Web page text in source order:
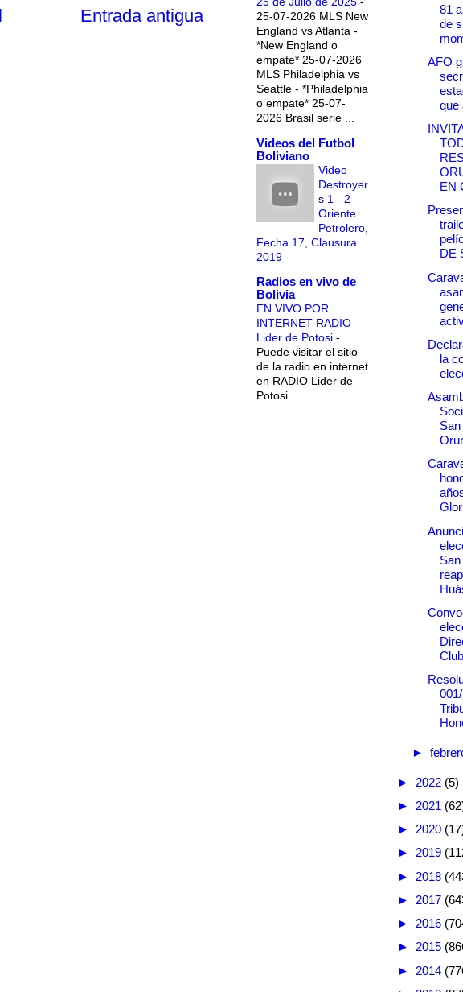
Entrada antigua
25-07-2026 MLS New
England vs Atlanta -
*New England o
empate* 25-07-2026
MLS Philadelphia vs
Seattle - *Philadelphia
o empate* 25-07-
2026 Brasil serie ...
Videos del Futbol
Boliviano
Video
Destroyer
s 1 - 2
Oriente
Petrolero,
Fecha 17, Clausura
2019 -
Radios en vivo de
Bolivia
EN VIVO POR
INTERNET RADIO
Lider de Potosi -
Puede visitar el sitio
de la radio en internet
en RADIO Lider de
Potosi
81
de
AFO
que
EN
DE
la
►
► 2022 (5)
► 2021
► 2020
► 2019
► 2018
► 2017
► 2016
► 2015
► 2014